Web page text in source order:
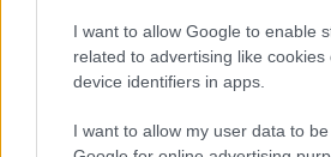
I want to allow Google to enable
related to advertising like cookies
device identifiers in apps.
I want to allow my user data to
Paolo Manzo, 19 marzo 2023